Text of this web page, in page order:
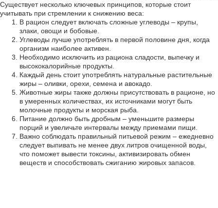
Существует несколько ключевых принципов, которые стоит
учитывать при стремлении к снижению веса:
В рацион следует включать сложные углеводы – крупы,
злаки, овощи и бобовые.
Углеводы лучше употреблять в первой половине дня, когда
организм наиболее активен.
Необходимо исключить из рациона сладости, выпечку и
высококалорийные продукты.
Каждый день стоит употреблять натуральные растительные
жиры – оливки, орехи, семена и авокадо.
Животные жиры также должны присутствовать в рационе, но
в умеренных количествах, их источниками могут быть
молочные продукты и морская рыба.
Питание должно быть дробным – уменьшите размеры
порций и увеличьте интервалы между приемами пищи.
Важно соблюдать правильный питьевой режим – ежедневно
следует выпивать не менее двух литров очищенной воды,
что поможет вывести токсины, активизировать обмен
веществ и способствовать сжиганию жировых запасов.